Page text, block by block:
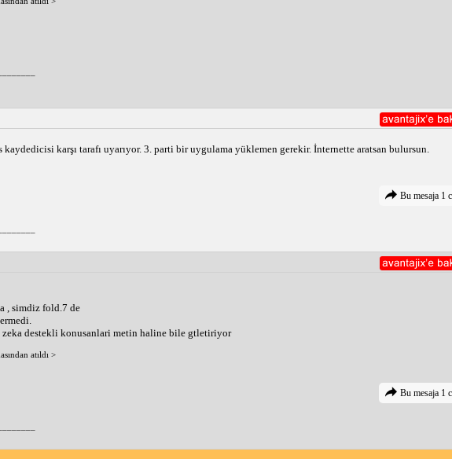
kaydedicisi karşı tarafı uyarıyor. 3. parti bir uygulama yüklemen gerekir. İnternette aratsan bulursun.
Bu mesaja 1
, simdiz fold.7 de
zeka destekli konusanlari metin haline bile gtletiriyor
atıldı >
Bu mesaja 1